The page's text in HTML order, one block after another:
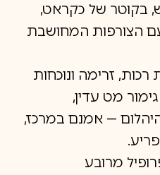
בקוטר של כקראט,
הצורפות המחושבת
זרימה ונוכחות
מט עדין,
— אמנם במרכז,